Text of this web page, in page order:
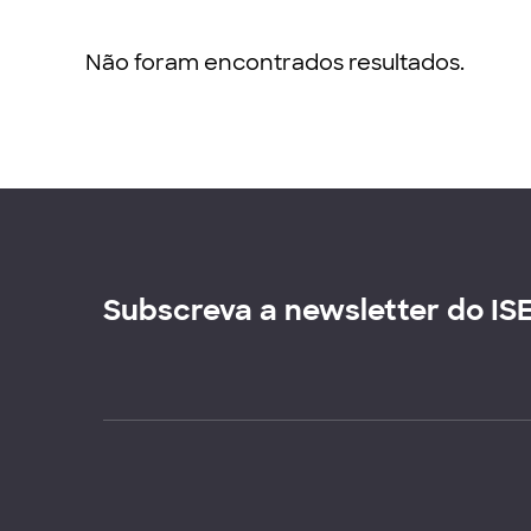
Não foram encontrados resultados.
Subscreva a newsletter do